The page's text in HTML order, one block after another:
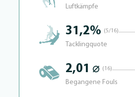
Luftkämpfe
31,2% (5/16)
Tacklingquote
2,01 ⌀ (16)
Begangene Fouls